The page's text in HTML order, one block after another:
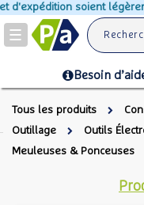
soient
Toggle
navigation
Besoin
Tous les produits
Outillage
Outils
Meuleuses & Ponceuses